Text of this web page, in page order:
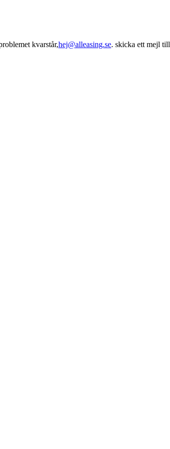
kvarstår,hej@alleasing.se. skicka ett mejl till